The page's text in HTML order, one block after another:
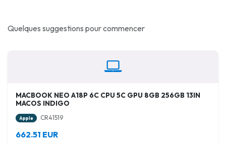
Quelques suggestions pour commencer
MACBOOK NEO A18P 6C CPU 5C GPU 8GB 256GB 13IN
MACOS INDIGO
Apple CR41519
662.51 EUR